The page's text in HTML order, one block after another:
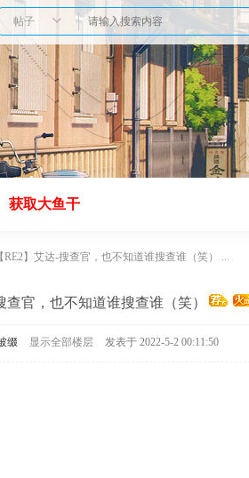
帖子
获取大鱼干
【RE2】艾达-搜查官，也不知道谁搜查谁（笑） ...
查官，也不知道谁搜查谁（笑）
缀 显示全部楼层 发表于 2022-5-2 00:11:50